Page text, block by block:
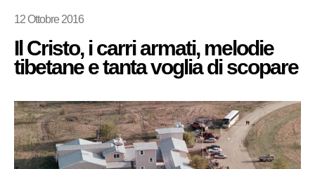
12 Ottobre 2016
Il Cristo, i carri armati, melodie
tibetane e tanta voglia di scopare